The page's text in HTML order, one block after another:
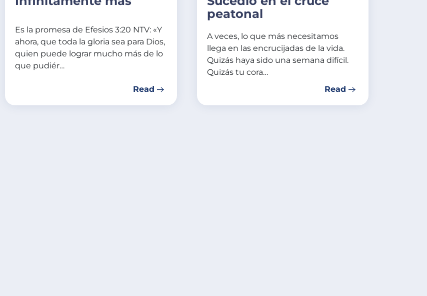
Es la promesa de Efesios 3:20 NTV: «Y
ahora, que toda la gloria sea para Dios,
quien puede lograr mucho más de lo
que pudiér…
Read
peatonal
A veces, lo que más necesitamos
llega en las encrucijadas de la vida.
Quizás haya sido una semana difícil.
Quizás tu cora…
Read